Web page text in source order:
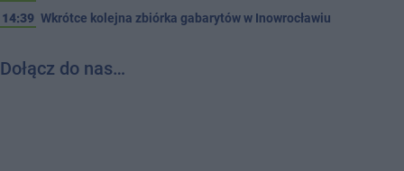
14:39 Wkrótce kolejna zbiórka gabarytów w Inowrocławiu
Dołącz do nas…